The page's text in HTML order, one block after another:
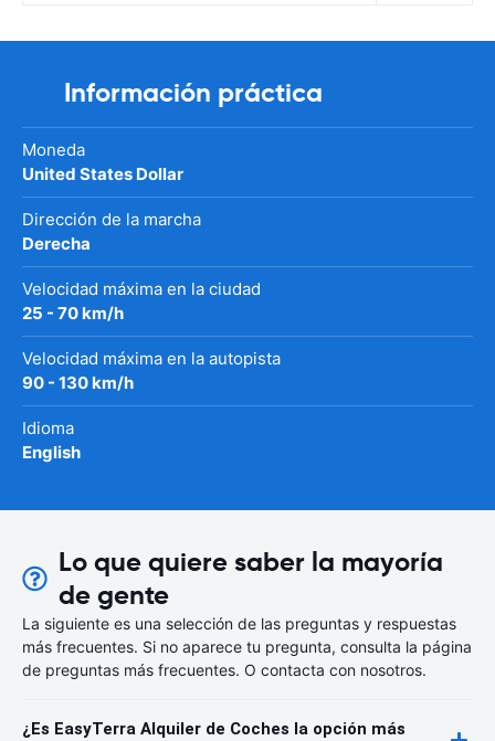
Información práctica
Moneda
United States Dollar
Dirección de la marcha
Derecha
Velocidad máxima en la ciudad
25 - 70 km/h
Velocidad máxima en la autopista
90 - 130 km/h
Idioma
English
Lo que quiere saber la mayoría
de gente
La siguiente es una selección de las preguntas y respuestas
más frecuentes. Si no aparece tu pregunta, consulta la página
de preguntas más frecuentes. O contacta con nosotros.
¿Es EasyTerra Alquiler de Coches la opción más